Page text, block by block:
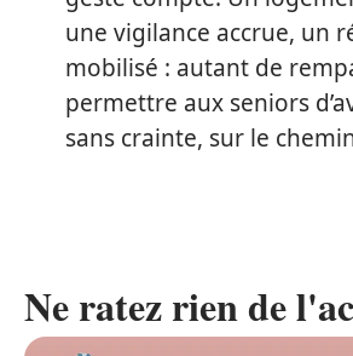
une vigilance accrue, un
mobilisé : autant de
permettre aux seniors
sans crainte, sur le
Ne ratez rien de